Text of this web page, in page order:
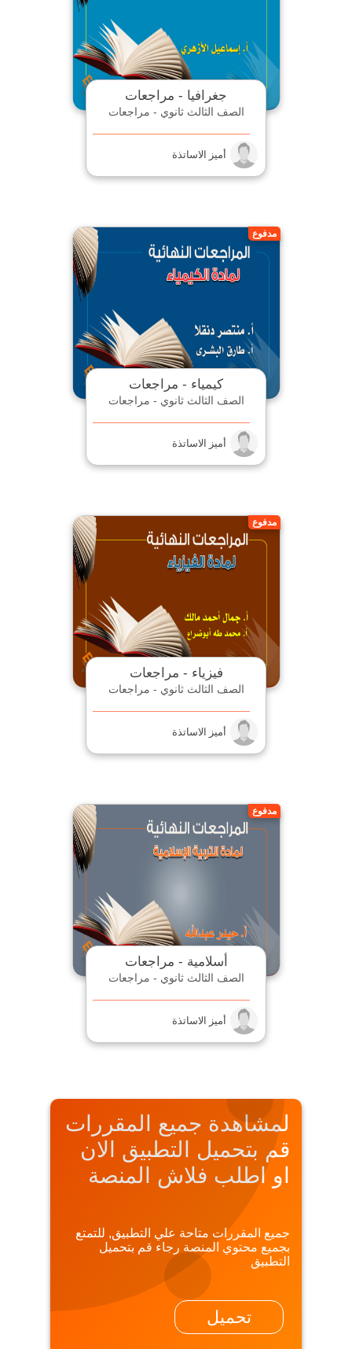
جغرافيا - مراجعات
الصف الثالث ثانوي - مراجعات
أميز الاساتذة
مدفوع
كيمياء - مراجعات
الصف الثالث ثانوي - مراجعات
أميز الاساتذة
مدفوع
فيزياء - مراجعات
الصف الثالث ثانوي - مراجعات
أميز الاساتذة
مدفوع
أسلامية - مراجعات
الصف الثالث ثانوي - مراجعات
أميز الاساتذة
لمشاهدة جميع المقررات
قم بتحميل التطبيق الان
او اطلب فلاش المنصة
جميع المقررات متاحة علي التطبيق, للتمتع
بجميع محتوي المنصة رجاء قم بتحميل
التطبيق
تحميل